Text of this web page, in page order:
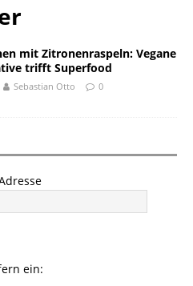
mit Zitronenraspeln: Vegane
trifft Superfood
Sebastian Otto 0
ein: